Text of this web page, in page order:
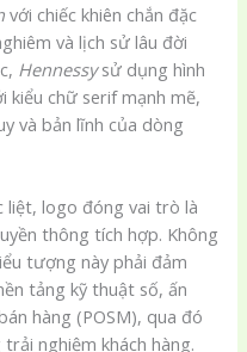
với chiếc khiên chắn đặc
và lịch sử lâu đời
Hennessysử dụng hình
kiểu chữ serif mạnh mẽ,
và bản lĩnh của dòng
liệt, logo đóng vai trò là
thông tích hợp. Không
tượng này phải đảm
tảng kỹ thuật số, ấn
hàng (POSM), qua đó
nghiệm khách hàng.